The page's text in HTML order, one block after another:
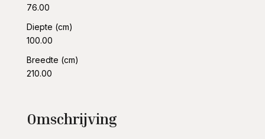
76.00
Diepte (cm)
100.00
Breedte (cm)
210.00
Omschrijving